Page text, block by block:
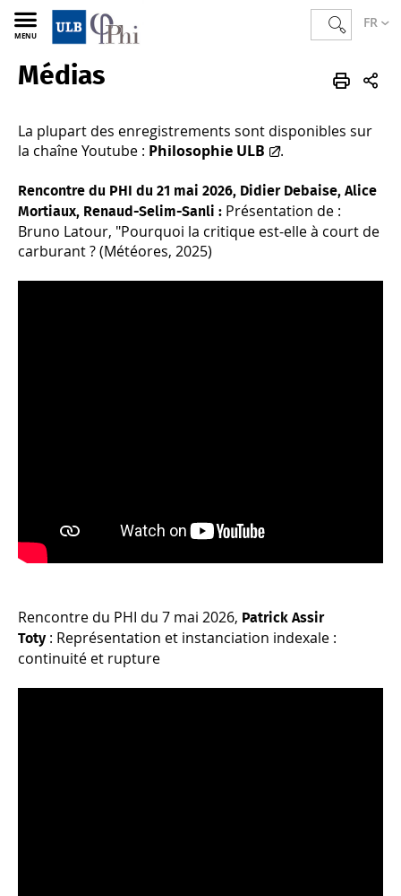
FR
MENU
PHI
Médias
La plupart des enregistrements sont disponibles sur
la chaîne Youtube : Philosophie ULB .
Rencontre du PHI du 21 mai 2026, Didier Debaise, Alice
Mortiaux, Renaud-Selim-Sanli : Présentation de :
Bruno Latour, "Pourquoi la critique est-elle à court de
carburant ? (Météores, 2025)
Rencontre du PHI du 7 mai 2026, Patrick Assir
Toty : Représentation et instanciation indexale :
continuité et rupture